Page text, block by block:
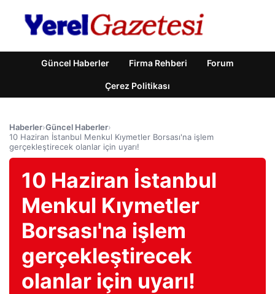
Güncel Haberler Firma Rehberi Forum
Çerez Politikası
Haberler›Güncel Haberler›
10 Haziran İstanbul Menkul Kıymetler Borsası'na işlem
gerçekleştirecek olanlar için uyarı!
10 Haziran İstanbul
Menkul Kıymetler
Borsası'na işlem
gerçekleştirecek
olanlar için uyarı!